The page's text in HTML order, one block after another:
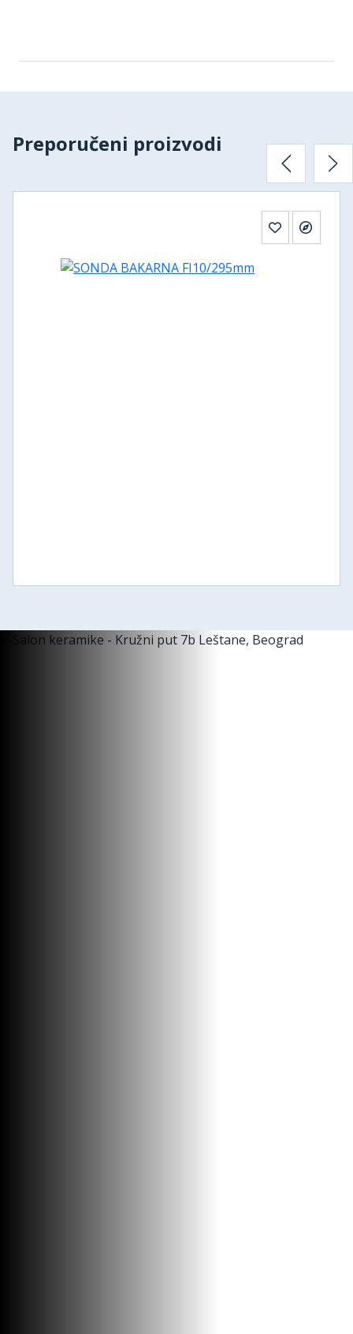
Preporučeni proizvodi